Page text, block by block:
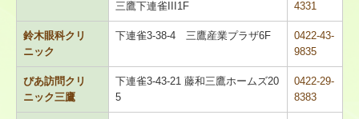
皆さんの健康のために
三鷹下連雀III1F
4331
鈴木眼科クリ
ニック
下連雀3-38-4 三鷹産業プラザ6F
0422-43-
9835
ぴあ訪問クリ
ニック三鷹
下連雀3-43-21 藤和三鷹ホームズ20
5
0422-29-
8383